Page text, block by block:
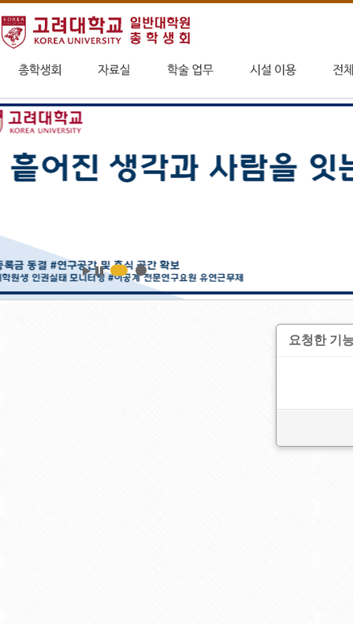
요청한 기